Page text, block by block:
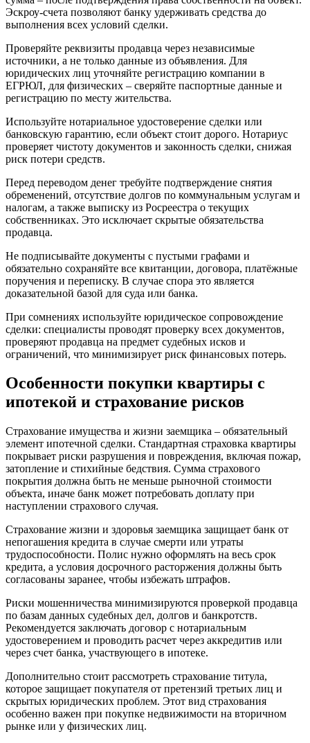
Эскроу-счета позволяют банку удерживать средства до
выполнения всех условий сделки.
Проверяйте реквизиты продавца через независимые
источники, а не только данные из объявления. Для
юридических лиц уточняйте регистрацию компании в
ЕГРЮЛ, для физических – сверяйте паспортные данные и
регистрацию по месту жительства.
Используйте нотариальное удостоверение сделки или
банковскую гарантию, если объект стоит дорого. Нотариус
проверяет чистоту документов и законность сделки, снижая
риск потери средств.
Перед переводом денег требуйте подтверждение снятия
обременений, отсутствие долгов по коммунальным услугам и
налогам, а также выписку из Росреестра о текущих
собственниках. Это исключает скрытые обязательства
продавца.
Не подписывайте документы с пустыми графами и
обязательно сохраняйте все квитанции, договора, платёжные
поручения и переписку. В случае спора это является
доказательной базой для суда или банка.
При сомнениях используйте юридическое сопровождение
сделки: специалисты проводят проверку всех документов,
проверяют продавца на предмет судебных исков и
ограничений, что минимизирует риск финансовых потерь.
Особенности покупки квартиры с
ипотекой и страхование рисков
Страхование имущества и жизни заемщика – обязательный
элемент ипотечной сделки. Стандартная страховка квартиры
покрывает риски разрушения и повреждения, включая пожар,
затопление и стихийные бедствия. Сумма страхового
покрытия должна быть не меньше рыночной стоимости
объекта, иначе банк может потребовать доплату при
наступлении страхового случая.
Страхование жизни и здоровья заемщика защищает банк от
непогашения кредита в случае смерти или утраты
трудоспособности. Полис нужно оформлять на весь срок
кредита, а условия досрочного расторжения должны быть
согласованы заранее, чтобы избежать штрафов.
Риски мошенничества минимизируются проверкой продавца
по базам данных судебных дел, долгов и банкротств.
Рекомендуется заключать договор с нотариальным
удостоверением и проводить расчет через аккредитив или
через счет банка, участвующего в ипотеке.
Дополнительно стоит рассмотреть страхование титула,
которое защищает покупателя от претензий третьих лиц и
скрытых юридических проблем. Этот вид страхования
особенно важен при покупке недвижимости на вторичном
рынке или у физических лиц.